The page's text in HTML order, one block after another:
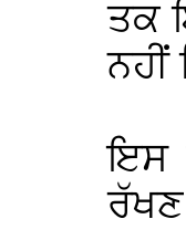
ਤਕ
ਨਹੀਂ
ਇਸ
ਰੱਖਣ